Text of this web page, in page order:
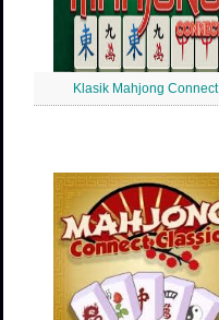
Klasik Mahjong Connect